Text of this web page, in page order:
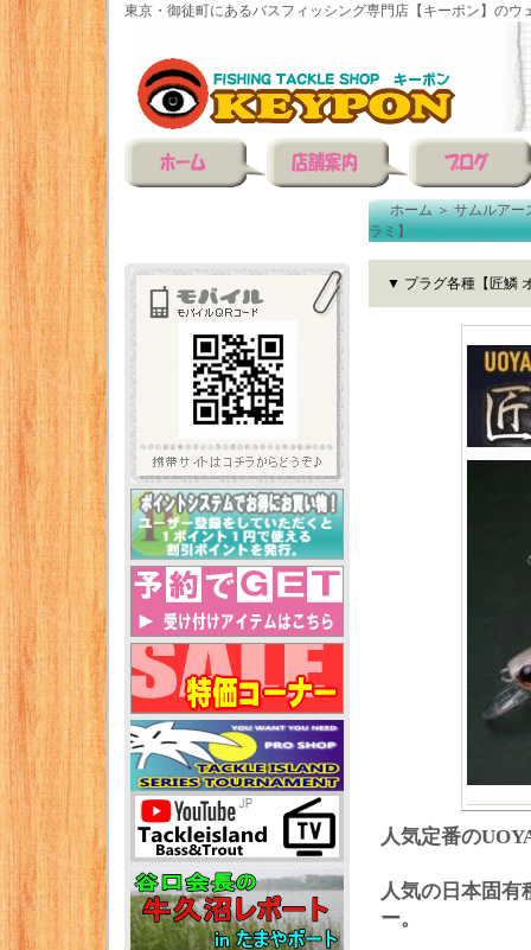
東京・御徒町にあるバスフィッシング専門店【キーポン】のウ
ホーム＞サムルアー
ラミ】
▼ プラグ各種【匠鱗
人気定番の
人気の日本固有
ー。